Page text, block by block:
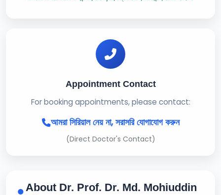
Appointment Contact
For booking appointments, please contact:
আমরা সিরিয়াল নেয় না, সরাসরি যোগাযোগ করুন
(Direct Doctor's Contact)
About Dr. Prof. Dr. Md. Mohiuddin